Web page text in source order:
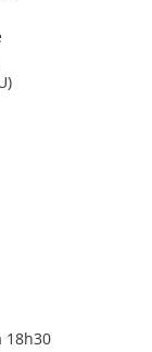
18h30